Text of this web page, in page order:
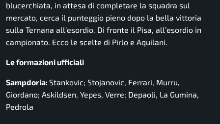
blucerchiata, in attesa di completare la squadra sul
mercato, cerca il punteggio pieno dopo la bella vittoria
sulla Ternana all’esordio. Di fronte il Pisa, all’esordio in
campionato. Ecco le scelte di Pirlo e Aquilani.
Le formazioni ufficiali
Sampdoria: Stankovic; Stojanovic, Ferrari, Murru,
Giordano; Askildsen, Yepes, Verre; Depaoli, La Gumina,
Pedrola